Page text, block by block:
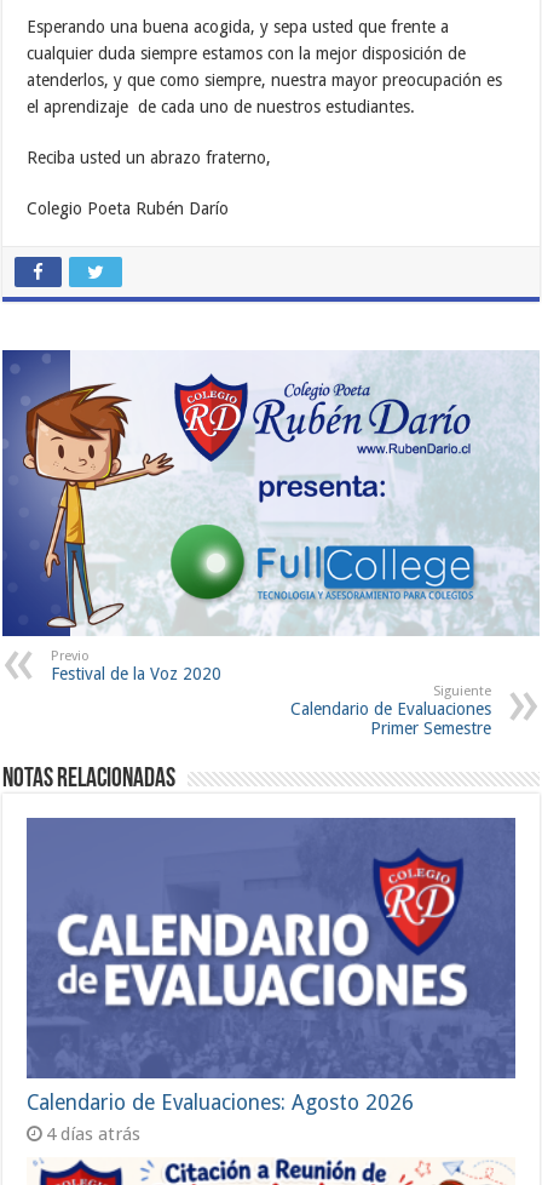
Esperando una buena acogida, y sepa usted que frente a
cualquier duda siempre estamos con la mejor disposición de
atenderlos, y que como siempre, nuestra mayor preocupación es
el aprendizaje de cada uno de nuestros estudiantes.
Reciba usted un abrazo fraterno,
Colegio Poeta Rubén Darío
Previo
Festival de la Voz 2020
Siguiente
Calendario de Evaluaciones
Primer Semestre
Notas Relacionadas
Calendario de Evaluaciones: Agosto 2026
4 días atrás